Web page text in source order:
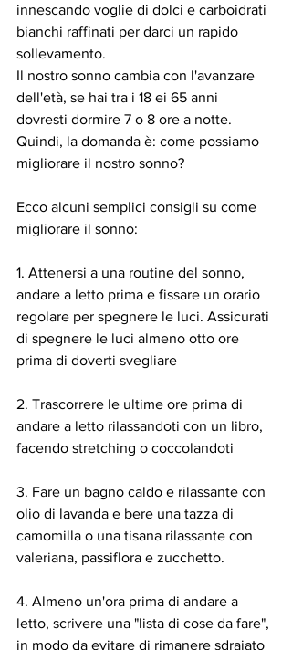
innescando voglie di dolci e carboidrati
bianchi raffinati per darci un rapido
sollevamento.
Il nostro sonno cambia con l'avanzare
dell'età, se hai tra i 18 ei 65 anni
dovresti dormire 7 o 8 ore a notte.
Quindi, la domanda è: come possiamo
migliorare il nostro sonno?
Ecco alcuni semplici consigli su come
migliorare il sonno:
1. Attenersi a una routine del sonno,
andare a letto prima e fissare un orario
regolare per spegnere le luci. Assicurati
di spegnere le luci almeno otto ore
prima di doverti svegliare
2. Trascorrere le ultime ore prima di
andare a letto rilassandoti con un libro,
facendo stretching o coccolandoti
3. Fare un bagno caldo e rilassante con
olio di lavanda e bere una tazza di
camomilla o una tisana rilassante con
valeriana, passiflora e zucchetto.
4. Almeno un'ora prima di andare a
letto, scrivere una "lista di cose da fare",
in modo da evitare di rimanere sdraiato